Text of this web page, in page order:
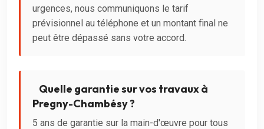
urgences, nous communiquons le tarif
prévisionnel au téléphone et un montant final ne
peut être dépassé sans votre accord.
Quelle garantie sur vos travaux à
Pregny-Chambésy ?
5 ans de garantie sur la main-d'œuvre pour tous